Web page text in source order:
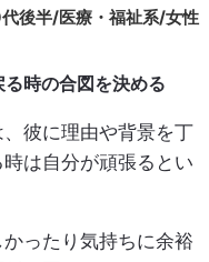
後半/医療・福祉系/女性
時の合図を決める
彼に理由や背景を丁
は自分が頑張るとい
ったり気持ちに余裕